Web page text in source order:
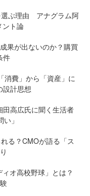
選ぶ理由 アナグラム阿
ント論
果が出ないのか？購買
件
消費」から「資産」に
設計思想
高広氏に聞く生活者
」
る？CMOが語る「ス
オ高校野球」とは？